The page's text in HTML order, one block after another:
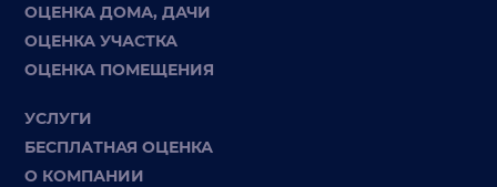
ОЦЕНКА ДОМА, ДАЧИ
ОЦЕНКА УЧАСТКА
ОЦЕНКА ПОМЕЩЕНИЯ
УСЛУГИ
БЕСПЛАТНАЯ ОЦЕНКА
О КОМПАНИИ